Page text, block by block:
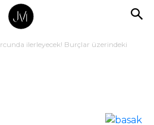
ilerleyecek! Burçlar üzerindeki